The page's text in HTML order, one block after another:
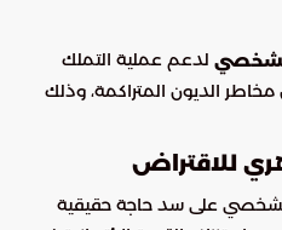
لدعم عملية التملك
مخاطر الديون المتراكمة، وذلك
على سد حاجة حقيقية